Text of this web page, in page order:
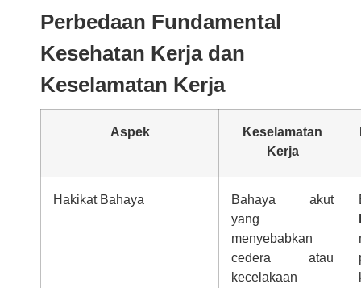
Perbedaan Fundamental
Kesehatan Kerja dan
Keselamatan Kerja
Aspek
Keselamatan
Kerja
Hakikat Bahaya
Bahaya akut
yang
menyebabkan
cedera atau
kecelakaan